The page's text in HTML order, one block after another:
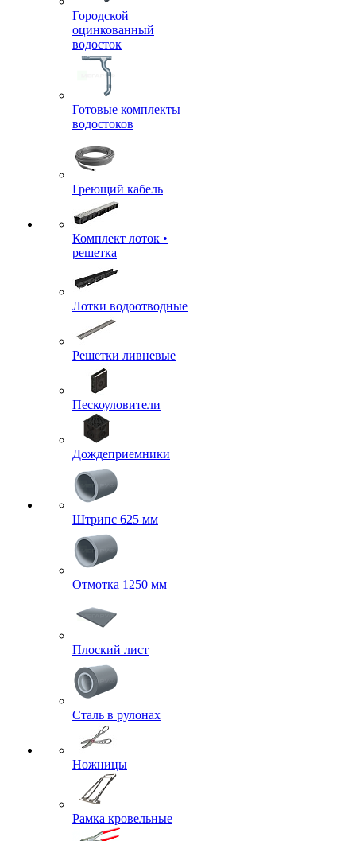
Городской
оцинкованный
водосток
Готовые комплекты
водостоков
Греющий кабель
Комплект лоток •
решетка
Лотки водоотводные
Решетки ливневые
Пескоуловители
Дождеприемники
Штрипс 625 мм
Отмотка 1250 мм
Плоский лист
Сталь в рулонах
Ножницы
Рамка кровельные